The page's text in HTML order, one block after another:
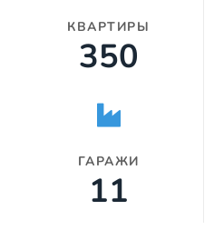
КВАРТИРЫ
350
ГАРАЖИ
11